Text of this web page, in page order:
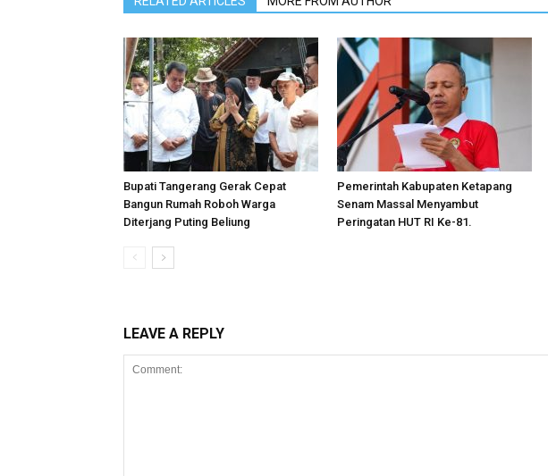
Bupati Tangerang Gerak Cepat
Bangun Rumah Roboh Warga
Diterjang Puting Beliung
Pemerintah Kabupaten Ketapang
Senam Massal Menyambut
Peringatan HUT RI Ke-81.
LEAVE A REPLY